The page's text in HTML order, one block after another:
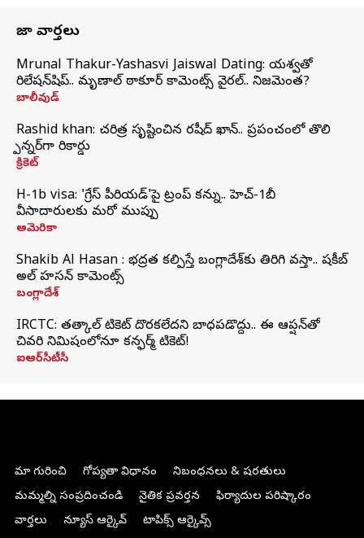
తాజా వార్తలు
Mrunal Thakur-Yashasvi Jaiswal Dating: యశస్వితో
రిలేషన్‌షిప్.. మృణాల్ ఠాకూర్ కామెంట్స్ వైరల్.. నిజమెంత?
బాలీవుడ్
Rashid khan: చరిత్ర సృష్టించిన రషీద్ ఖాన్.. ప్రపంచంలో తొలి
స్పిన్నర్‌గా రికార్డు
క్రికెట్
H-1b visa: 'గ్రేస్‌ పీరియడ్‌'పై ట్రంప్‌ కన్ను.. హెచ్‌-1బీ
వీసాదారులకు మరో ముప్పు
అమెరికా
Shakib Al Hasan : భద్రత కల్పిస్తే బంగ్లాదేశ్‌కు తిరిగి వస్తా.. షకీబ్
అల్ హసన్ కామెంట్స్
బంగ్లాదేశ్
IRCTC: తత్కాల్ టికెట్ దొరకలేదని బాధపడొద్దు.. ఈ ఆప్షన్‌తో
చివరి నిమిషంలోనూ కన్ఫర్మ్ టికెట్!
ఐఆర్‌సీటీసీ
మా గురించి గోప్యతా విధానం
నిబంధనలు & షరతులు
మమ్మల్ని సంప్రదించండి
నైతిక ప్రవర్తన
ఫిర్యాదుల పరిష్కారం
వార్తలు
న్యూస్ ఆర్కైవ్ టాపిక్స్ ఆర్కైవ్స్